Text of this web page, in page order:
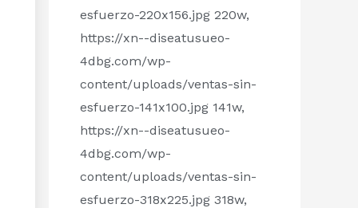
esfuerzo-220x156.jpg 220w,
https://xn--diseatusueo-
4dbg.com/wp-
content/uploads/ventas-sin-
esfuerzo-141x100.jpg 141w,
https://xn--diseatusueo-
4dbg.com/wp-
content/uploads/ventas-sin-
esfuerzo-318x225.jpg 318w,